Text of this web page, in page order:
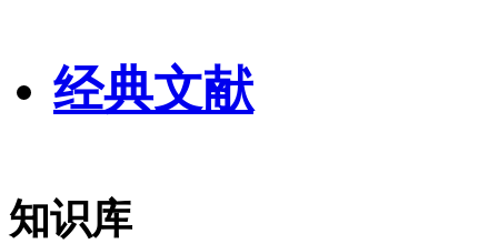
经典文献
知识库